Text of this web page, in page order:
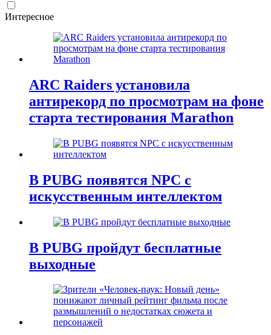
Интересное
ARC Raiders установила
антирекорд по просмотрам на фоне
старта тестирования Marathon
В PUBG появятся NPC с
искусственным интеллектом
В PUBG пройдут бесплатные
выходные